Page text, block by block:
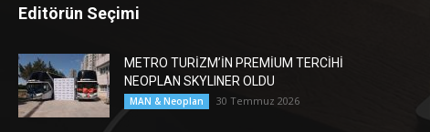
Editörün Seçimi
METRO TURİZM’İN PREMİUM TERCİHİ
NEOPLAN SKYLINER OLDU
MAN & Neoplan 30 Temmuz 2026